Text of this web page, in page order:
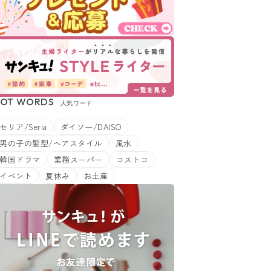
WORDS 人気ワード
セリア/Seria
ダイソー/DAISO
男の子の髪型/ヘアスタイル
風水
韓国ドラマ
業務スーパー
コストコ
イベント
夏休み お土産